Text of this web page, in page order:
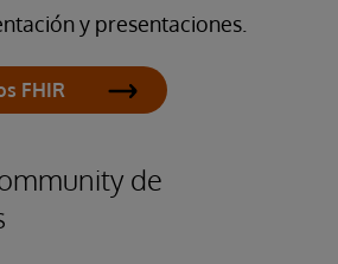
y presentaciones.
FHIR
de